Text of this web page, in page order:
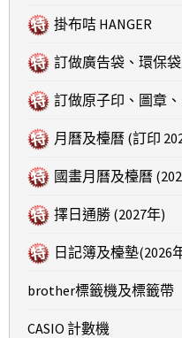
掛布咭 HANGER
訂做廣告袋、環保
訂做原子印、圖章
月曆及檯曆 (訂印
國畫月曆及檯曆
擇日通勝 (2027年)
日記簿及檯墊(2026
brother標籤機及標籤帶
CASIO 計數機